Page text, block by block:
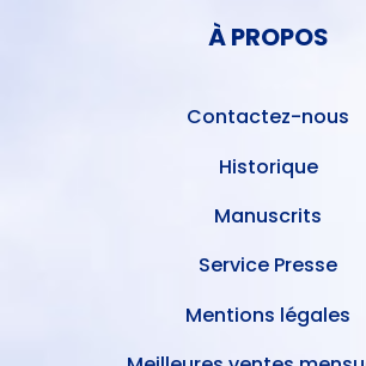
À PROPOS
Contactez-nous
Historique
Manuscrits
Service Presse
Mentions légales